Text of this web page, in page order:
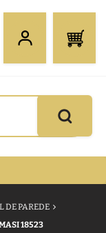
DE PAREDE
18523